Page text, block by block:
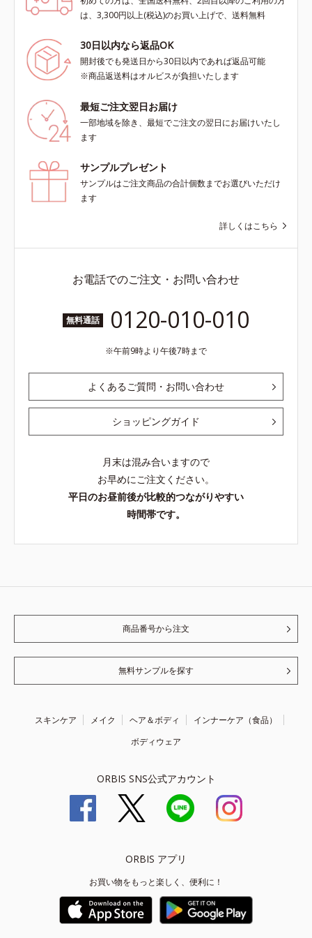
は、3,300円以上(税込)のお買い上げで、送料無料
30日以内なら返品OK
開封後でも発送日から30日以内であれば返品可能
※商品返送料はオルビスが負担いたします
最短ご注文翌日お届け
一部地域を除き、最短でご注文の翌日にお届けいたし
ます
サンプルプレゼント
サンプルはご注文商品の合計個数までお選びいただけ
ます
詳しくはこちら
お電話でのご注文・お問い合わせ
無料通話 0120-010-010
午前9時より午後7時まで
よくあるご質問・お問い合わせ
ショッピングガイド
月末は混み合いますので
お早めにご注文ください。
平日のお昼前後が比較的つながりやすい
時間帯です。
商品番号から注文
無料サンプルを探す
スキンケア メイク ヘア＆ボディ
インナーケア（食品）
ボディウェア
ORBIS SNS公式アカウント
ORBIS アプリ
お買い物をもっと楽しく、便利に！